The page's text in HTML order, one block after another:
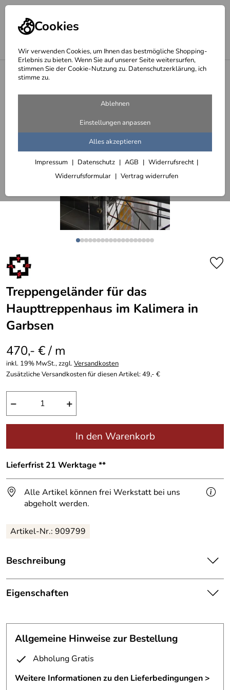
Cookies
Wir verwenden Cookies, um Ihnen das bestmögliche Shopping-
Erlebnis zu bieten. Wenn Sie auf unserer Seite weitersurfen,
stimmen Sie der Cookie-Nutzung zu. Datenschutzerklärung, ich
stimme zu.
Ablehnen
Einstellungen anpassen
Alles akzeptieren
Impressum Datenschutz AGB
Widerrufsrecht
Widerrufsformular
Vertrag widerrufen
Kalimera - griechische Spezialitäten
Treppengeländer für das
Haupttreppenhaus im Kalimera in
Garbsen
470,- € / m
inkl. 19% MwSt., zzgl.Versandkosten
Zusätzliche Versandkosten für diesen Artikel: 49,- €
− +
In den Warenkorb
Lieferfrist 21 Werktage **
Alle Artikel können frei Werkstatt bei uns
abgeholt werden.
Artikel-Nr.: 909799
Beschreibung
Treppengeländer für das Haupttreppenhaus im Kalimera in
Garbsen.
Reling, die sich in der ersten Etage zur Schmitzstruktur
wandelt.
Stahl geschweißt.
Das Geländer erhielt einen Messingabrieb und ist klar
Eigenschaften
Ausstattung:
Geländeranfang in
Schmitzstruktur
Befestigungsm
aterial:
wird mitgeliefert
Allgemeine Hinweise zur Bestellung
Abholung Gratis
Weitere Informationen zu den Lieferbedingungen >